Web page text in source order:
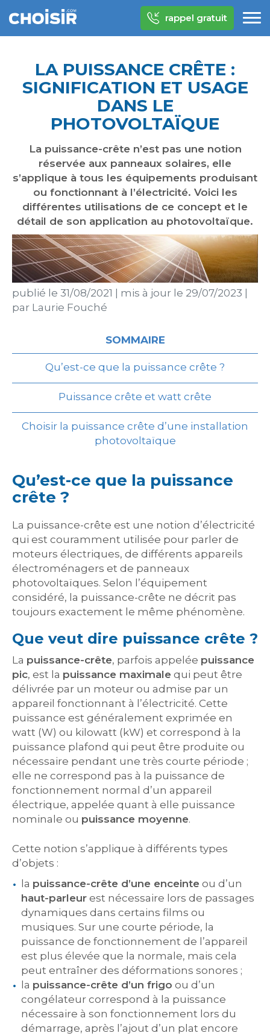
rappel gratuit
LA PUISSANCE CRÊTE :
SIGNIFICATION ET USAGE
DANS LE
PHOTOVOLTAÏQUE
La puissance-crête n’est pas une notion
réservée aux panneaux solaires, elle
s’applique à tous les équipements produisant
ou fonctionnant à l’électricité. Voici les
différentes utilisations de ce concept et le
détail de son application au photovoltaïque.
publié le 31/08/2021 mis à jour le 29/07/2023
par Laurie Fouché
SOMMAIRE
Qu’est-ce que la puissance crête ?
Puissance crête et watt crête
Choisir la puissance crête d’une installation
photovoltaïque
Qu’est-ce que la puissance
crête ?
La puissance-crête est une notion d’électricité
qui est couramment utilisée pour parler de
moteurs électriques, de différents appareils
électroménagers et de panneaux
photovoltaïques. Selon l’équipement
considéré, la puissance-crête ne décrit pas
toujours exactement le même phénomène.
Que veut dire puissance crête ?
La puissance-crête, parfois appelée puissance
pic, est la puissance maximale qui peut être
délivrée par un moteur ou admise par un
appareil fonctionnant à l’électricité. Cette
puissance est généralement exprimée en
watt (W) ou kilowatt (kW) et correspond à la
puissance plafond qui peut être produite ou
nécessaire pendant une très courte période ;
elle ne correspond pas à la puissance de
fonctionnement normal d’un appareil
électrique, appelée quant à elle puissance
nominale ou puissance moyenne.
Cette notion s’applique à différents types
d’objets :
la puissance-crête d’une enceinte ou d’un
haut-parleur est nécessaire lors de passages
dynamiques dans certains films ou
musiques. Sur une courte période, la
puissance de fonctionnement de l’appareil
est plus élevée que la normale, mais cela
peut entraîner des déformations sonores ;
la puissance-crête d’un frigo ou d’un
congélateur correspond à la puissance
nécessaire à son fonctionnement lors du
démarrage, après l’ajout d’un plat encore